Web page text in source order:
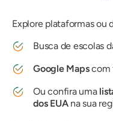
Explore plataformas ou
Busca de escolas
Google Mapscom
Ou confira uma
dos EUAna sua